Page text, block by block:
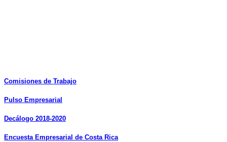
Comisiones de Trabajo
Pulso Empresarial
Decálogo 2018-2020
Encuesta Empresarial de Costa Rica